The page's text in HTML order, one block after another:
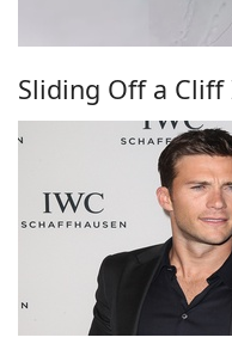
Sliding Off a